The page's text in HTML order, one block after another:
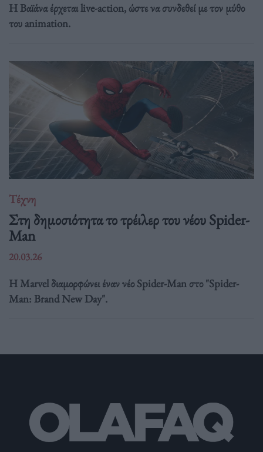
Η Βαϊάνα έρχεται live-action, ώστε να συνδεθεί με τον μύθο
του animation.
Τέχνη
Στη δημοσιότητα το τρέιλερ του νέου Spider-
Man
20.03.26
Η Marvel διαμορφώνει έναν νέο Spider-Man στο "Spider-
Man: Brand New Day".